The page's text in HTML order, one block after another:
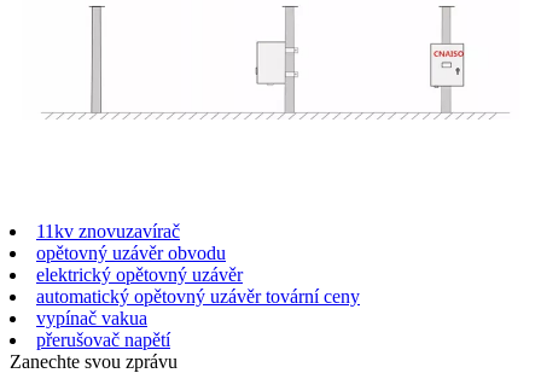
11kv znovuzavírač
opětovný uzávěr obvodu
elektrický opětovný uzávěr
automatický opětovný uzávěr tovární ceny
vypínač vakua
přerušovač napětí
Zanechte svou zprávu